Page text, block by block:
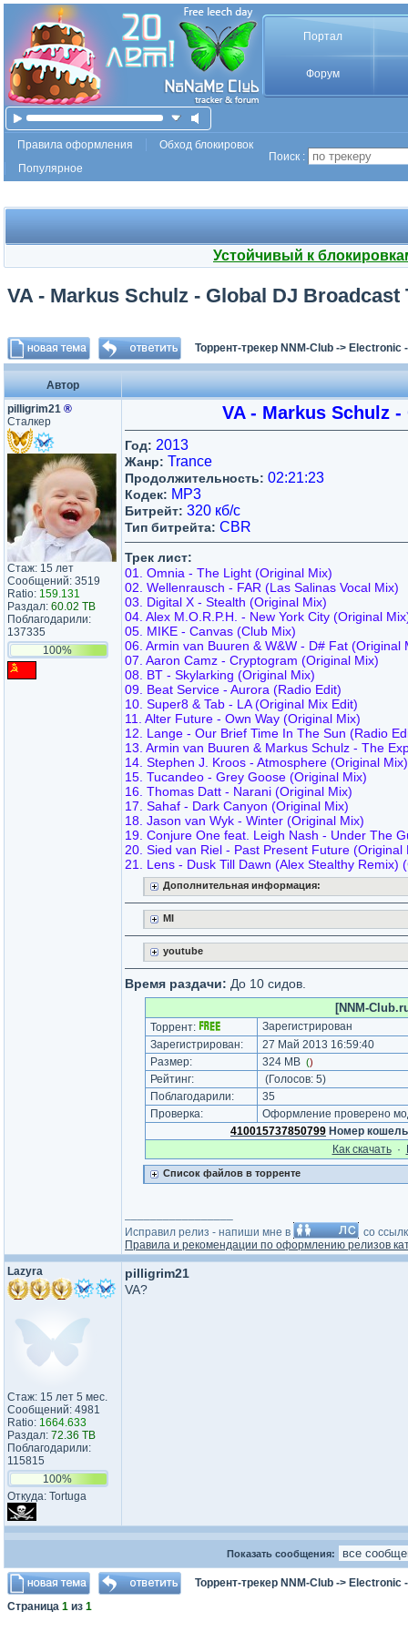
Портал
Форум
Правила оформления
Обход блокировок
Популярное
Поиск :
Устойчивый к
VA - Markus Schulz - Global DJ Broadcast
Торрент-трекер NNM-Club -> Electronic
Автор
pilligrim21 ®
Сталкер
Стаж: 15 лет
Сообщений: 3519
Ratio: 159.131
Раздал: 60.02 TB
Поблагодарили:
137335
100%
VA - Markus Schulz
Год: 2013
Жанр: Trance
Продолжительность: 02:21:23
Кодек: MP3
Битрейт: 320 кб/с
Тип битрейта: CBR
Трек лист:
01. Omnia - The Light (Original Mix)
02. Wellenrausch - FAR (Las Salinas Vocal Mix)
03. Digital X - Stealth (Original Mix)
04. Alex M.O.R.P.H. - New York City (Original
05. MIKE - Canvas (Club Mix)
06. Armin van Buuren & W&W - D# Fat (Original
07. Aaron Camz - Cryptogram (Original Mix)
08. BT - Skylarking (Original Mix)
09. Beat Service - Aurora (Radio Edit)
10. Super8 & Tab - LA (Original Mix Edit)
11. Alter Future - Own Way (Original Mix)
12. Lange - Our Brief Time In The Sun (Radio
13. Armin van Buuren & Markus Schulz - The
14. Stephen J. Kroos - Atmosphere (Original Mix)
15. Tucandeo - Grey Goose (Original Mix)
16. Thomas Datt - Narani (Original Mix)
17. Sahaf - Dark Canyon (Original Mix)
18. Jason van Wyk - Winter (Original Mix)
19. Conjure One feat. Leigh Nash - Under The
20. Sied van Riel - Past Present Future (Original
21. Lens - Dusk Till Dawn (Alex Stealthy Remix)
Дополнительная информация:
MI
youtube
Время раздачи: До 10 сидов.
[NNM-
Торрент:
Зарегистрирован
Зарегистрирован:
27 Май 2013 16:59:40
Размер:
324 MB ()
Рейтинг: (Голосов: 5)
Поблагодарили:
35
Проверка:
Оформление проверено
410015737850799 Номер
Как cкачать·
Список файлов в торренте
Исправил релиз - напиши мне в
со
Правила и рекомендации по оформлению релизов
Lazyra
Стаж: 15 лет 5 мес.
Сообщений: 4981
Ratio: 1664.633
Раздал: 72.36 TB
Поблагодарили:
115815
100%
Откуда: Tortuga
pilligrim21
VA?
Показать сообщения:
Торрент-трекер NNM-Club -> Electronic
Страница 1 из 1